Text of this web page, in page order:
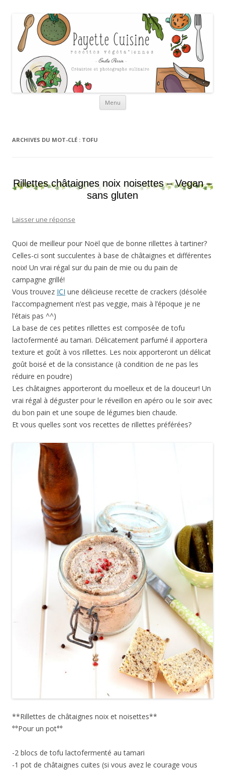
Payette cuisine
Menu Aller au contenu
ARCHIVES DU MOT-CLÉ : TOFU
Rillettes châtaignes noix noisettes – Vegan –
sans gluten
Laisser une réponse
Quoi de meilleur pour Noël que de bonne rillettes à tartiner?
Celles-ci sont succulentes à base de châtaignes et différentes
noix! Un vrai régal sur du pain de mie ou du pain de
campagne grillé!
Vous trouvez ICI une délicieuse recette de crackers (désolée
l’accompagnement n’est pas veggie, mais à l’époque je ne
l’étais pas ^^)
La base de ces petites rillettes est composée de tofu
lactofermenté au tamari. Délicatement parfumé il apportera
texture et goût à vos rillettes. Les noix apporteront un délicat
goût boisé et de la consistance (à condition de ne pas les
réduire en poudre)
Les châtaignes apporteront du moelleux et de la douceur! Un
vrai régal à déguster pour le réveillon en apéro ou le soir avec
du bon pain et une soupe de légumes bien chaude.
Et vous quelles sont vos recettes de rillettes préférées?
**Rillettes de châtaignes noix et noisettes**
°°Pour un pot°°
-2 blocs de tofu lactofermenté au tamari
-1 pot de châtaignes cuites (si vous avez le courage vous